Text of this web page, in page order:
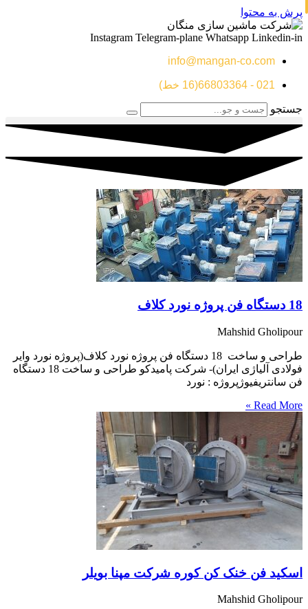
پرش به محتوا
Instagram Telegram-plane Whatsapp Linkedin-in
info@mangan-co.com
021 - 66803364(16 خط)
جستجو
18 دستگاه فن پروژه نورد کلاف
Mahshid Gholipour
طراحی و ساخت 18 دستگاه فن پروژه نورد كلاف(پروژه نورد واير
فولادی آلياژی ايران)- شركت پاميدكو طراحی و ساخت 18 دستگاه
فن سانتريفيوژپروژه : نورد
Read More »
اسکید فن خنک کن کوره شرکت مپنا بویلر
Mahshid Gholipour